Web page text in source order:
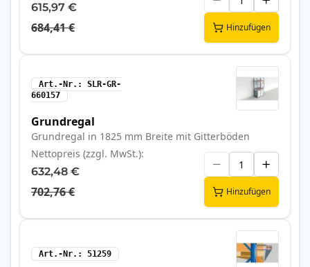
615,97 €
684,41 € Hinzufügen
Art.-Nr.
SLR-GR-
660157
Grundregal
Grundregal in 1825 mm Breite mit Gitterböden
Nettopreis (zzgl. MwSt.)
632,48 €
702,76 € Hinzufügen
Art.-Nr. 51259